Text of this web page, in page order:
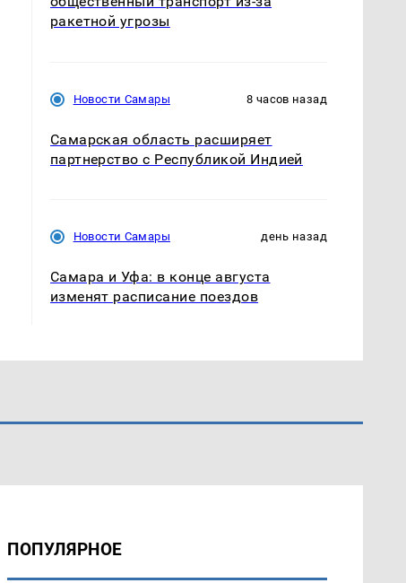
ракетной угрозы
Новости Самары 8 часов назад
Самарская область расширяет
партнерство с Республикой Индией
Новости Самары день назад
Самара и Уфа: в конце августа
изменят расписание поездов
ПОПУЛЯРНОЕ